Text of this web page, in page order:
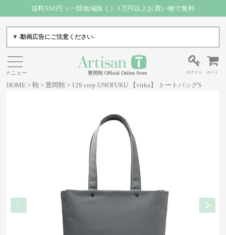
送料550円（一部地域除く）3万円以上お買い物で無料
▼-動画広告にご注意ください-
豊岡鞄 Official Online Store ログイン カート
HOME 鞄 豊岡鞄 129 corp.UNOFUKU 【virka】 トートバッグS